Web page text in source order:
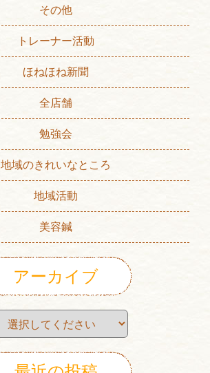
その他
トレーナー活動
ほねほね新聞
全店舗
勉強会
地域のきれいなところ
地域活動
美容鍼
アーカイブ